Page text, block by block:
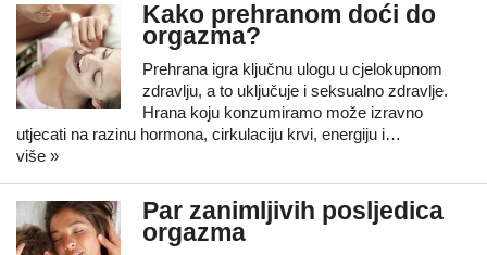
Kako prehranom doći do
orgazma?
Prehrana igra ključnu ulogu u cjelokupnom
zdravlju, a to uključuje i seksualno zdravlje.
Hrana koju konzumiramo može izravno
utjecati na razinu hormona, cirkulaciju krvi, energiju i…
više »
Par zanimljivih posljedica
orgazma